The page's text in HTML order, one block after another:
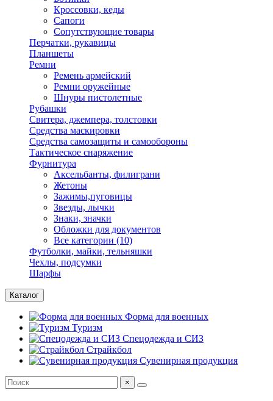
Кроссовки, кеды
Сапоги
Сопутствующие товары
Перчатки, рукавицы
Планшеты
Ремни
Ремень армейский
Ремни оружейные
Шнуры пистолетные
Рубашки
Свитера, джемпера, толстовки
Средства маскировки
Средства самозащиты и самообороны
Тактическое снаряжение
Фурнитура
Аксельбанты, филиграни
Жетоны
Зажимы,пуговицы
Звезды, лычки
Знаки, значки
Обложки для документов
Все категории (10)
Футболки, майки, тельняшки
Чехлы, подсумки
Шарфы
Каталог
Форма для военных
Туризм
Спецодежда и СИЗ
Страйкбол
Сувенирная продукция
×